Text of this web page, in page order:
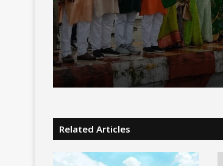
बोले—‘सपना हुआ
Related Articles